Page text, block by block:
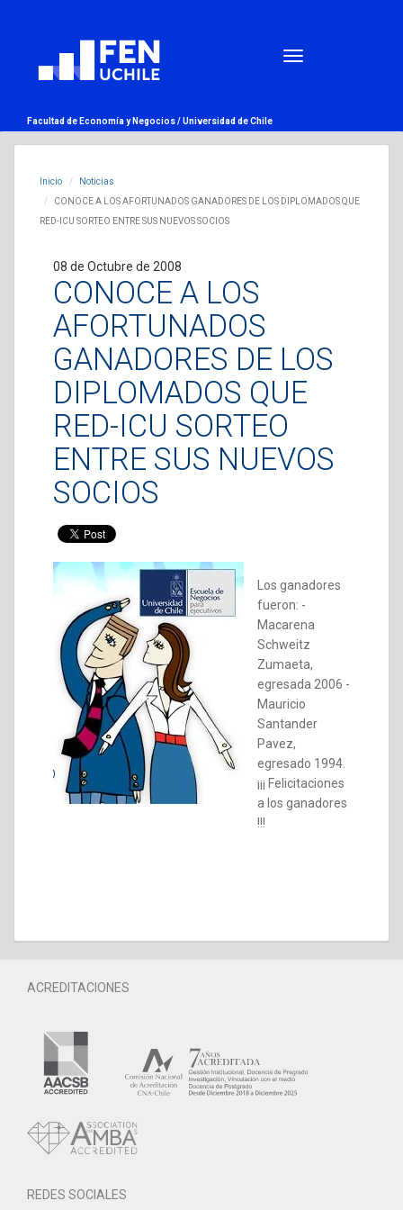
Facultad de Economía y Negocios /Universidad de Chile
Inicio
Noticias
CONOCE A LOS AFORTUNADOS GANADORES DE LOS DIPLOMADOS QUE
RED-ICU SORTEO ENTRE SUS NUEVOS SOCIOS
08 de Octubre de 2008
CONOCE A LOS
AFORTUNADOS
GANADORES DE LOS
DIPLOMADOS QUE
RED-ICU SORTEO
ENTRE SUS NUEVOS
SOCIOS
Los ganadores
fueron: -
Macarena
Schweitz
Zumaeta,
egresada 2006 -
Mauricio
Santander
Pavez,
egresado 1994.
¡¡¡ Felicitaciones
a los ganadores
!!!
ACREDITACIONES
REDES SOCIALES